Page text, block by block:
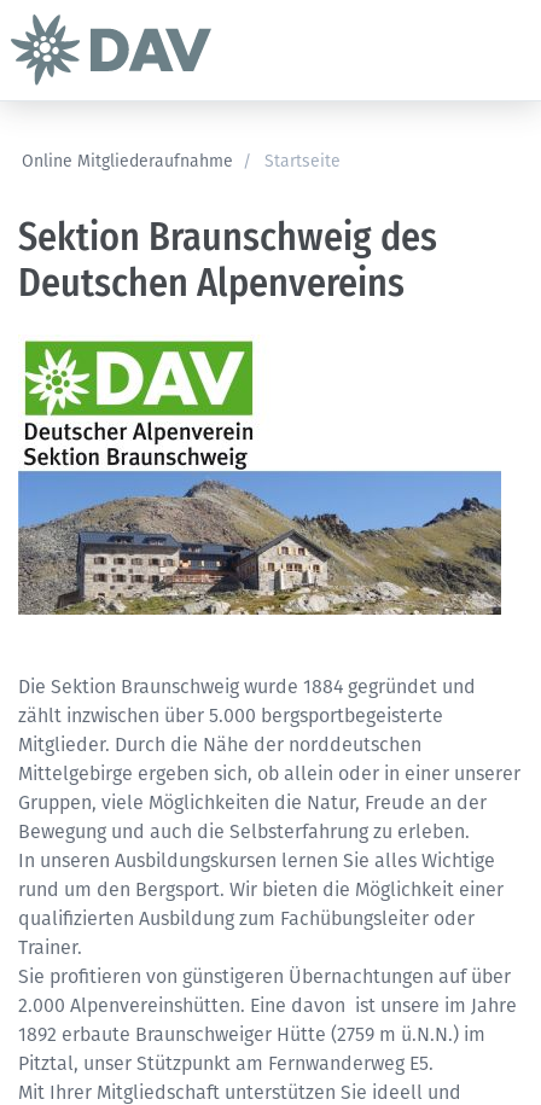
Online Mitgliederaufnahme / Startseite
Sektion Braunschweig des
Deutschen Alpenvereins
Die Sektion Braunschweig wurde 1884 gegründet und
zählt inzwischen über 5.000 bergsportbegeisterte
Mitglieder. Durch die Nähe der norddeutschen
Mittelgebirge ergeben sich, ob allein oder in einer unserer
Gruppen, viele Möglichkeiten die Natur, Freude an der
Bewegung und auch die Selbsterfahrung zu erleben.
In unseren Ausbildungskursen lernen Sie alles Wichtige
rund um den Bergsport. Wir bieten die Möglichkeit einer
qualifizierten Ausbildung zum Fachübungsleiter oder
Trainer.
Sie profitieren von günstigeren Übernachtungen auf über
2.000 Alpenvereinshütten. Eine davon ist unsere im Jahre
1892 erbaute Braunschweiger Hütte (2759 m ü.N.N.) im
Pitztal, unser Stützpunkt am Fernwanderweg E5.
Mit Ihrer Mitgliedschaft unterstützen Sie ideell und